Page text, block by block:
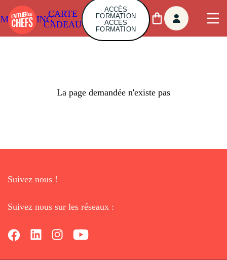
CARTE
CADEAU
ACCÈS
FORMATION
ACCÈS
FORMATION
La page demandée n'existe pas
Suivez nous !
Suivez nous sur les réseaux :